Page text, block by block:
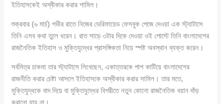
ইতিহাসকেই অস্বীকার করার শামিল।
শুক্রবার (৬ মার্চ) গভীর রাতে নিজের ভেরিফায়েড ফেসবুক পেজে দেওয়া এক স্ট্যাটাসে
তিনি এসব কথা তুলে ধরেন। রাত সাড়ে ৩টার দিকে দেওয়া ওই পোস্টে তিনি বাংলাদেশের
রাজনৈতিক ইতিহাস ও মুক্তিযুদ্ধের প্রাসঙ্গিকতা নিয়ে স্পষ্ট অবস্থান ব্যক্ত করেন।
সর্বমিত্র চাকমা তার স্ট্যাটাসে লিখেছেন, একাত্তরকে পাশ কাটিয়ে বাংলাদেশের
রাজনীতি করার চেষ্টা আসলে ইতিহাসকে অস্বীকার করার সামিল। তার মতে,
মুক্তিযুদ্ধকে বাদ দিয়ে বা মুক্তিযুদ্ধের বিপরীতে নতুন কোনো রাজনৈতিক বয়ান দাঁড়